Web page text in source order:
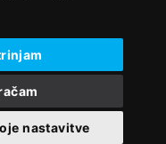
nastavitve
spletne strani: